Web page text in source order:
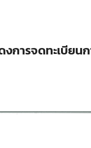
ารจดทะเบียน